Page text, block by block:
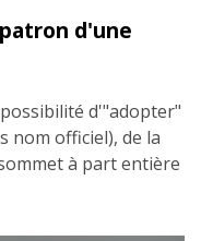
d'une
d'"adopter"
nom officiel), de la
à part entière